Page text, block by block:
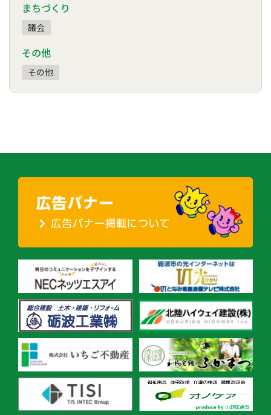
まちづくり
議会
その他
その他